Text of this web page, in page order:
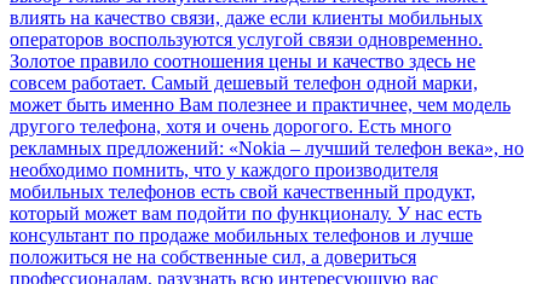
влиять на качество связи, даже если клиенты мобильных
операторов воспользуются услугой связи одновременно.
Золотое правило соотношения цены и качество здесь не
совсем работает. Самый дешевый телефон одной марки,
может быть именно Вам полезнее и практичнее, чем модель
другого телефона, хотя и очень дорогого. Есть много
рекламных предложений: «Nokia – лучший телефон века», но
необходимо помнить, что у каждого производителя
мобильных телефонов есть свой качественный продукт,
который может вам подойти по функционалу. У нас есть
консультант по продаже мобильных телефонов и лучше
положиться не на собственные сил, а довериться
профессионалам, разузнать всю интересующую вас